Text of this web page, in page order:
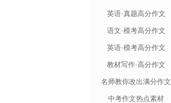
英语·真题高分作文
语文·模考高分作文
英语·模考高分作文
教材写作·高分作文
名师教你改出满分作文
中考作文热点素材